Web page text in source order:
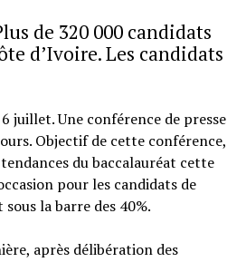
de 320 000 candidats
d’Ivoire. Les candidats
juillet. Une conférence de presse
Objectif de cette conférence,
du baccalauréat cette
pour les candidats de
la barre des 40%.
après délibération des